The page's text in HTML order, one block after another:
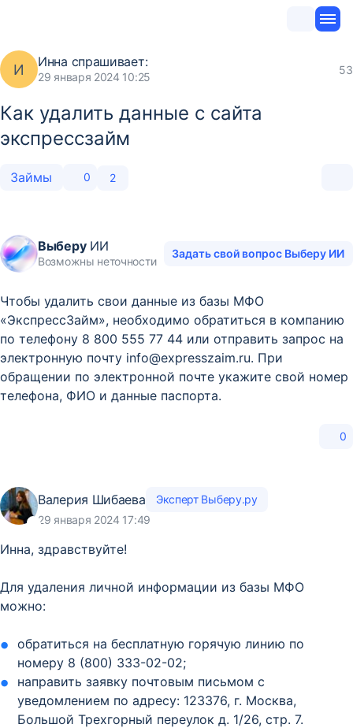
И Инна спрашивает:
29 января 2024 10:25
53
Как удалить данные с сайта
экспрессзайм
Займы 0 2
ВыберуИИ
Возможны неточности
Задать свой вопрос Выберу ИИ
Чтобы удалить свои данные из базы МФО
«ЭкспрессЗайм», необходимо обратиться в компанию
по телефону 8 800 555 77 44 или отправить запрос на
электронную почту info@expresszaim.ru. При
обращении по электронной почте укажите свой номер
телефона, ФИО и данные паспорта.
0
Валерия Шибаева
Эксперт Выберу.ру
29 января 2024 17:49
Инна, здравствуйте!
Для удаления личной информации из базы МФО
можно:
обратиться на бесплатную горячую линию по
номеру 8 (800) 333-02-02;
направить заявку почтовым письмом с
уведомлением по адресу: 123376, г. Москва,
Большой Трехгорный переулок д. 1/26, стр. 7.